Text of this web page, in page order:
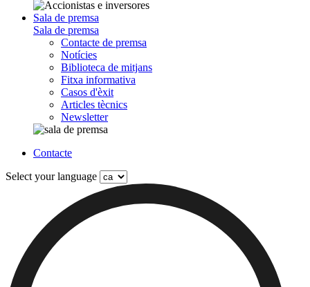
Sala de premsa
Sala de premsa
Contacte de premsa
Notícies
Biblioteca de mitjans
Fitxa informativa
Casos d'èxit
Articles tècnics
Newsletter
Contacte
Select your language